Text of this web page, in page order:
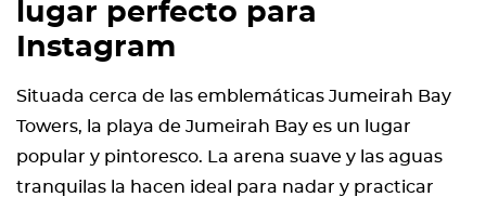
lugar perfecto para
Instagram
Situada cerca de las emblemáticas Jumeirah Bay
Towers, la playa de Jumeirah Bay es un lugar
popular y pintoresco. La arena suave y las aguas
tranquilas la hacen ideal para nadar y practicar